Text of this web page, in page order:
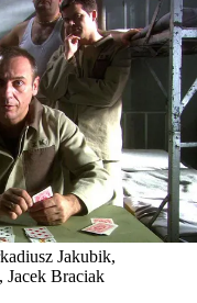
Jakubik,
Jacek Braciak